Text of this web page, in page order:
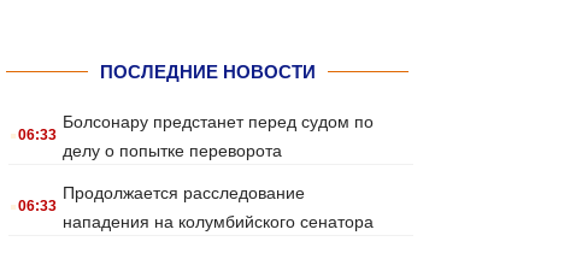
ПОСЛЕДНИЕ НОВОСТИ
.06:33
Болсонару предстанет перед судом по
делу о попытке переворота
.06:33
Продолжается расследование
нападения на колумбийского сенатора